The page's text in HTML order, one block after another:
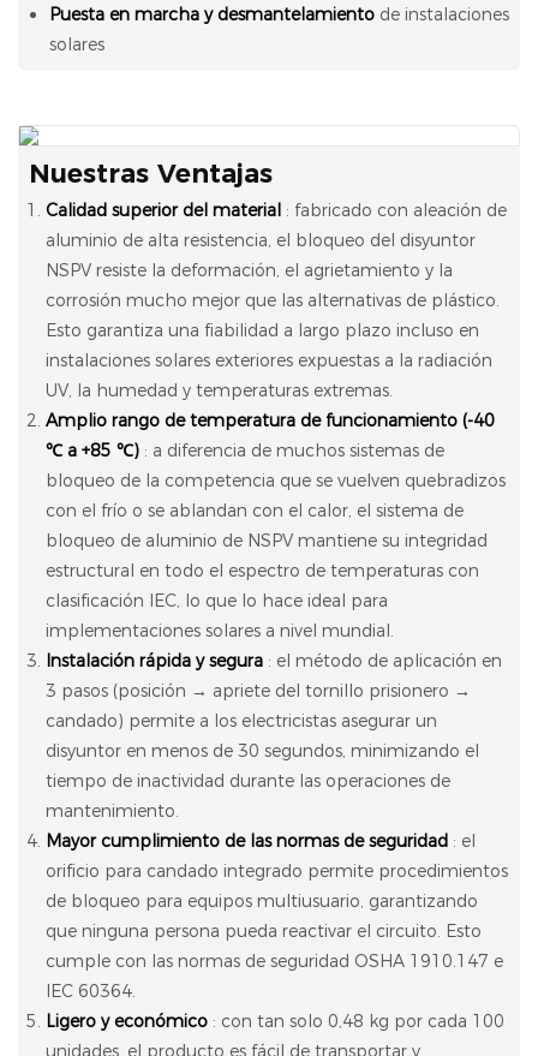
Puesta en marcha y desmantelamientode instalaciones
solares
Nuestras Ventajas
Calidad superior del material: fabricado con aleación de
aluminio de alta resistencia, el bloqueo del disyuntor
NSPV resiste la deformación, el agrietamiento y la
corrosión mucho mejor que las alternativas de plástico.
Esto garantiza una fiabilidad a largo plazo incluso en
instalaciones solares exteriores expuestas a la radiación
UV, la humedad y temperaturas extremas.
Amplio rango de temperatura de funcionamiento (-40
℃ a +85 ℃): a diferencia de muchos sistemas de
bloqueo de la competencia que se vuelven quebradizos
con el frío o se ablandan con el calor, el sistema de
bloqueo de aluminio de NSPV mantiene su integridad
estructural en todo el espectro de temperaturas con
clasificación IEC, lo que lo hace ideal para
implementaciones solares a nivel mundial.
Instalación rápida y segura: el método de aplicación en
3 pasos (posición → apriete del tornillo prisionero →
candado) permite a los electricistas asegurar un
disyuntor en menos de 30 segundos, minimizando el
tiempo de inactividad durante las operaciones de
mantenimiento.
Mayor cumplimiento de las normas de seguridad: el
orificio para candado integrado permite procedimientos
de bloqueo para equipos multiusuario, garantizando
que ninguna persona pueda reactivar el circuito. Esto
cumple con las normas de seguridad OSHA 1910.147 e
IEC 60364.
Ligero y económico: con tan solo 0,48 kg por cada 100
unidades, el producto es fácil de transportar y